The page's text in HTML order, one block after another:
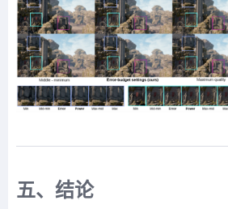
五、结论